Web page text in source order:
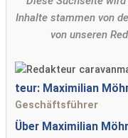
Inhalte stammen von
von unseren
teur: Maximilian
Geschäftsführer
Über Maximilian